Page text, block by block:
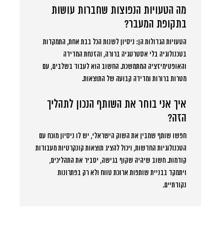
מה הטעויות הנפוצות שחברות עושות
בתקופת המעבר?
הטעויות הגדולות הן: ניסיון לשנות הכל בבת אחת, התמקדות
בטכנולוגיה בלי אסטרטגיה ברורה, והזנחת המדידה
והאופטימיזציה המתמשכת. החשוב הוא לעבוד בשלבים, עם
מטרות ברורות ומדידה קבועה של התוצאות.
איך אני בוחר את השותף הנכון לתהליך
הזה?
חפשו שותף שמבין את השוק הישראלי, יש לו ניסיון מוכח עם
הטכנולוגיות החדשות, ויכול להציג תוצאות קונקרטיות מעבודות
קודמות. חשוב שיהיה שקוף בגישה, יסביר את התהליכים,
ויתמקד בבניית שותפות ארוכת טווח ולא רק בפתרונות
נקודתיים.